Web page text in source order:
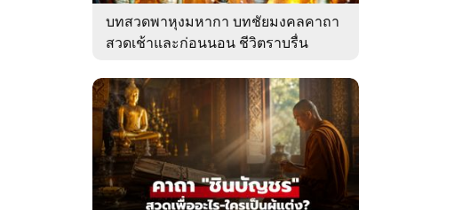
บทสวดพาหุงมหากา บทชัยมงคลคาถา
สวดเช้าและก่อนนอน ชีวิตราบรื่น